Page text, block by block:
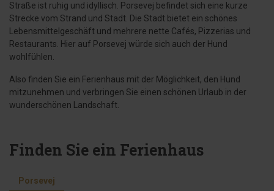
Straße ist ruhig und idyllisch. Porsevej befindet sich eine kurze
Strecke vom Strand und Stadt. Die Stadt bietet ein schönes
Lebensmittelgeschäft und mehrere nette Cafés, Pizzerias und
Restaurants. Hier auf Porsevej würde sich auch der Hund
wohlfühlen.
Also finden Sie ein Ferienhaus mit der Möglichkeit, den Hund
mitzunehmen und verbringen Sie einen schönen Urlaub in der
wunderschönen Landschaft.
Finden Sie ein Ferienhaus
Porsevej